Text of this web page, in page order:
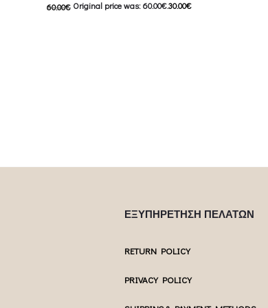
60.00€ Original price was: 60.00€.30.00€
ΕΞΥΠΗΡΕΤΗΣΗ ΠΕΛΑΤΩΝ
RETURN POLICY
PRIVACY POLICY